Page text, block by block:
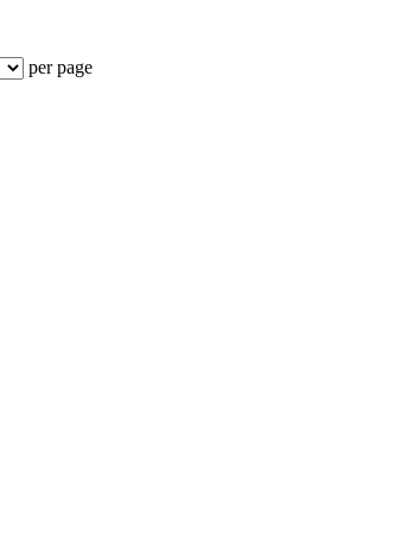
per page